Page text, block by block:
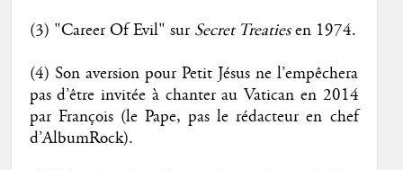
(3) "Career Of Evil" sur Secret Treatiesen 1974.
(4) Son aversion pour Petit Jésus ne l’empêchera
pas d’être invitée à chanter au Vatican en 2014
par François (le Pape, pas le rédacteur en chef
d’AlbumRock).